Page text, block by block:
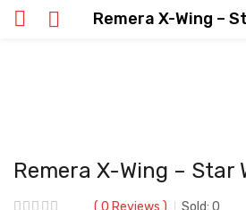
Remera X-Wing –
Remera X-Wing – Star
0 Reviews Sold: 0